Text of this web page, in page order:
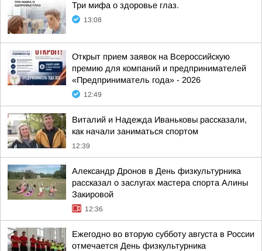
Три мифа о здоровье глаз.
13:08
Открыт прием заявок на Всероссийскую
премию для компаний и предпринимателей
«Предприниматель года» - 2026
12:49
Виталий и Надежда Иваньковы рассказали,
как начали заниматься спортом
12:39
Александр Дронов в День физкультурника
рассказал о заслугах мастера спорта Алины
Закировой
12:36
Ежегодно во вторую субботу августа в России
отмечается День физкультурника